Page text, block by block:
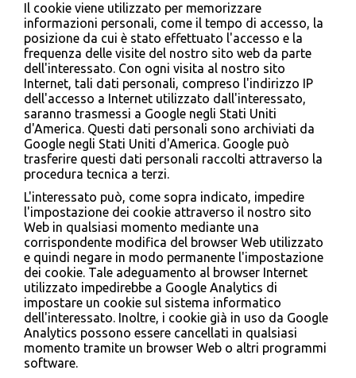
Il cookie viene utilizzato per memorizzare
informazioni personali, come il tempo di accesso, la
posizione da cui è stato effettuato l'accesso e la
frequenza delle visite del nostro sito web da parte
dell'interessato. Con ogni visita al nostro sito
Internet, tali dati personali, compreso l'indirizzo IP
dell'accesso a Internet utilizzato dall'interessato,
saranno trasmessi a Google negli Stati Uniti
d'America. Questi dati personali sono archiviati da
Google negli Stati Uniti d'America. Google può
trasferire questi dati personali raccolti attraverso la
procedura tecnica a terzi.
L'interessato può, come sopra indicato, impedire
l'impostazione dei cookie attraverso il nostro sito
Web in qualsiasi momento mediante una
corrispondente modifica del browser Web utilizzato
e quindi negare in modo permanente l'impostazione
dei cookie. Tale adeguamento al browser Internet
utilizzato impedirebbe a Google Analytics di
impostare un cookie sul sistema informatico
dell'interessato. Inoltre, i cookie già in uso da Google
Analytics possono essere cancellati in qualsiasi
momento tramite un browser Web o altri programmi
software.